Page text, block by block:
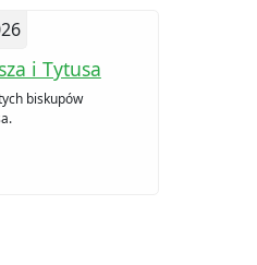
i Tytusa
biskupów